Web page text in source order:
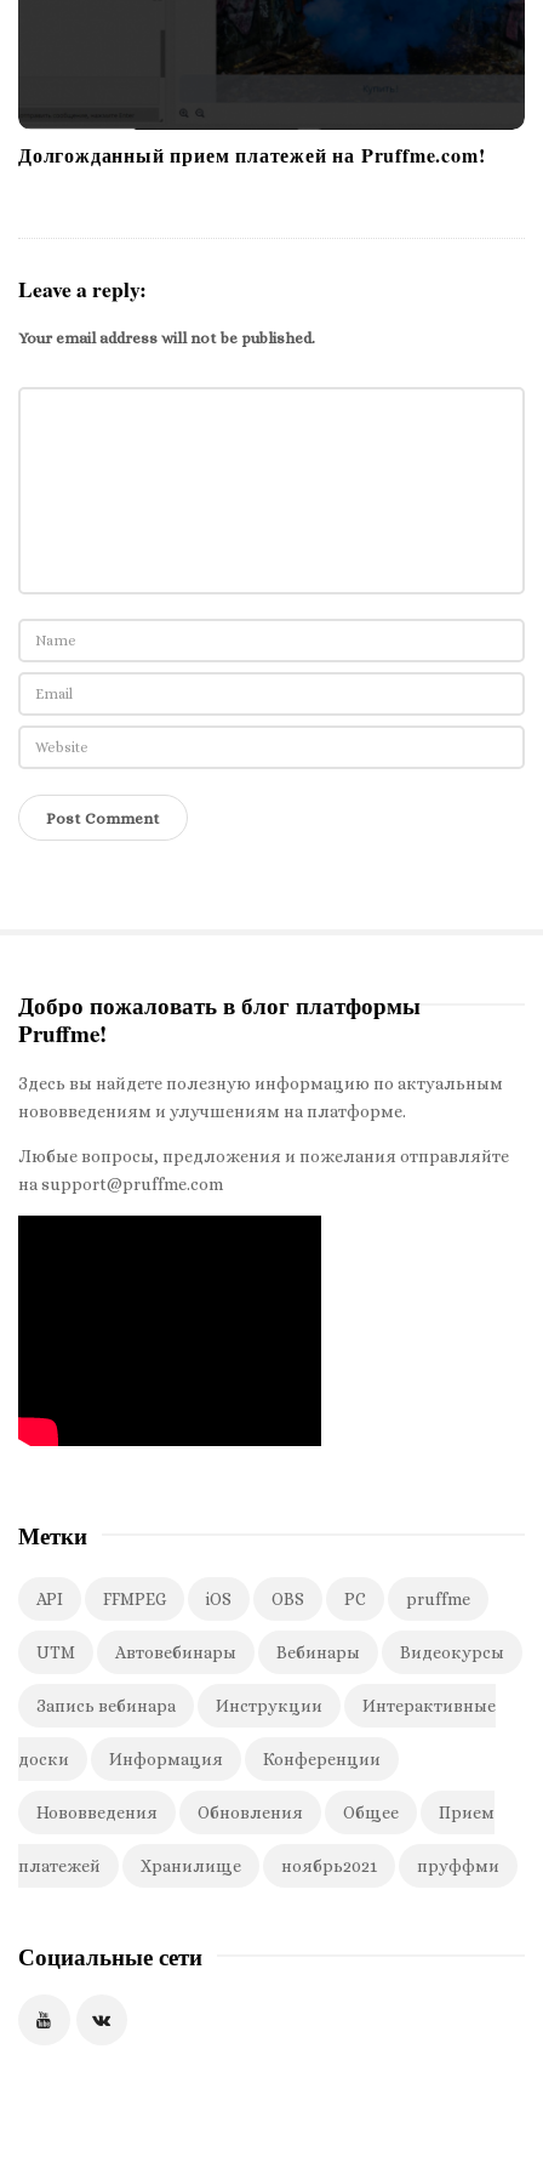
Долгожданный прием платежей на Pruffme.com!
Leave a reply:
Your email address will not be published.
S
t
e
S
i
d
Добро пожаловать в блог платформы
Pruffme!
Здесь вы найдете полезную информацию по актуальным
нововведениям и улучшениям на платформе.
Любые вопросы, предложения и пожелания отправляйте
на support@pruffme.com
Метки
API FFMPEG iOS OBS PC pruffme
UTM Автовебинары Вебинары Видеокурсы
Запись вебинара Инструкции Интерактивные
доски Информация Конференции
Нововведения Обновления Общее Прием
платежей Хранилище ноябрь2021 пруффми
Социальные сети